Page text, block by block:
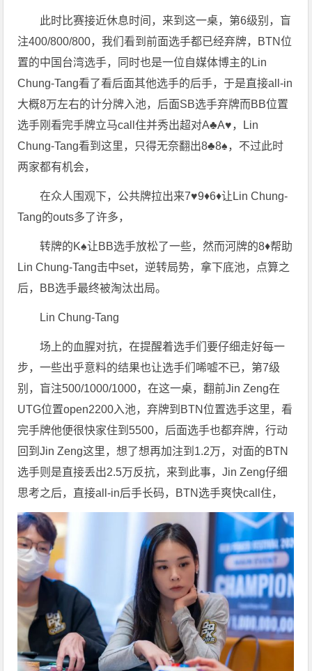
此时比赛接近休息时间，来到这一桌，第6级别，盲
注400/800/800，我们看到前面选手都已经弃牌，BTN位
置的中国台湾选手，同时也是一位自媒体博主的Lin
Chung-Tang看了看后面其他选手的后手，于是直接all-in
大概8万左右的计分牌入池，后面SB选手弃牌而BB位置
选手刚看完手牌立马call住并秀出超对A♣️A♥️，Lin
Chung-Tang看到这里，只得无奈翻出8♣️8♠️，不过此时
两家都有机会，
在众人围观下，公共牌拉出来7♥️9♦️6♦️让Lin Chung-
Tang的outs多了许多，
转牌的K♠️让BB选手放松了一些，然而河牌的8♦️帮助
Lin Chung-Tang击中set，逆转局势，拿下底池，点算之
后，BB选手最终被淘汰出局。
Lin Chung-Tang
场上的血腥对抗，在提醒着选手们要仔细走好每一
步，一些出乎意料的结果也让选手们唏嘘不已，第7级
别，盲注500/1000/1000，在这一桌，翻前Jin Zeng在
UTG位置open2200入池，弃牌到BTN位置选手这里，看
完手牌他便很快家住到5500，后面选手也都弃牌，行动
回到Jin Zeng这里，想了想再加注到1.2万，对面的BTN
选手则是直接丢出2.5万反抗，来到此事，Jin Zeng仔细
思考之后，直接all-in后手长码，BTN选手爽快call住，